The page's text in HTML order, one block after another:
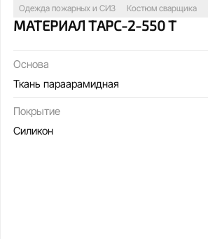
Одежда пожарных и СИЗ Костюм сварщика
МАТЕРИАЛ ТАРС-2-550 Т
Основа
Ткань параарамидная
Покрытие
Силикон